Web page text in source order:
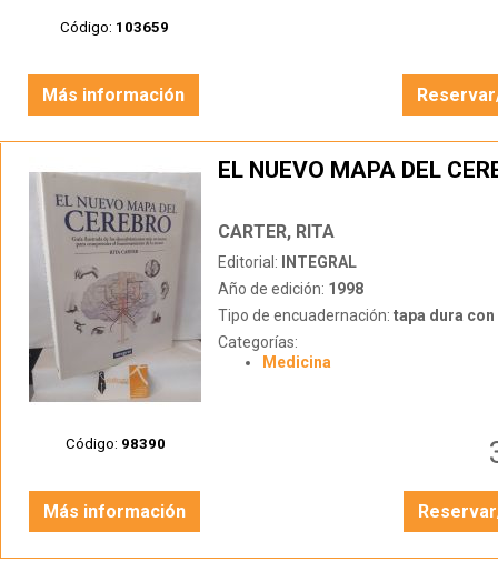
Código: 103659
Más información
Código: 98390
EL NUEVO MAPA DEL
CARTER, RITA
Editorial:
INTEGRAL
Año de edición: 1998
Tipo de encuadernación: tapa dura con
Categorías:
Medicina
Más información